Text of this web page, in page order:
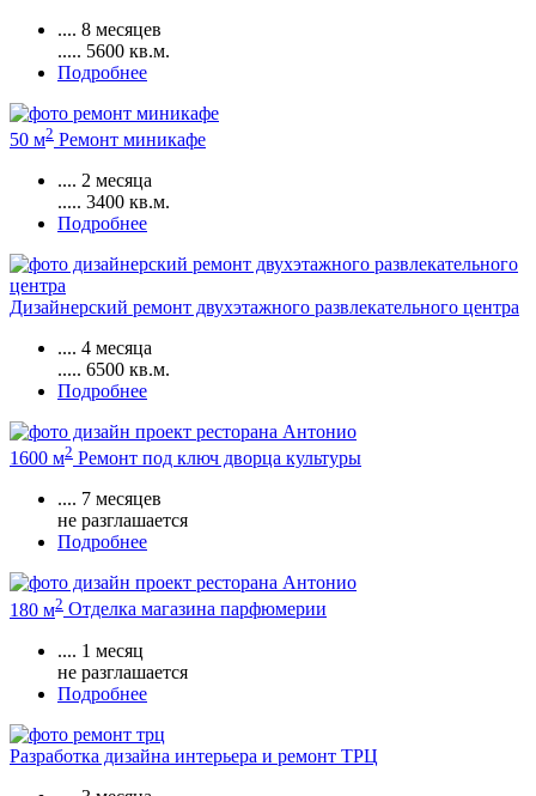
.... 8 месяцев
..... 5600 кв.м.
Подробнее
50 м2 Ремонт миникафе
.... 2 месяца
..... 3400 кв.м.
Подробнее
Дизайнерский ремонт двухэтажного развлекательного центра
.... 4 месяца
..... 6500 кв.м.
Подробнее
1600 м2 Ремонт под ключ дворца культуры
.... 7 месяцев
не разглашается
Подробнее
180 м2 Отделка магазина парфюмерии
.... 1 месяц
не разглашается
Подробнее
Разработка дизайна интерьера и ремонт ТРЦ